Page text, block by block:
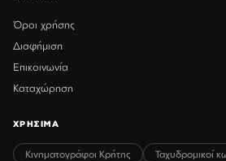
Όροι χρήσης
Διαφήμιση
Επικοινωνία
Καταχώρηση
ΧΡΗΣΙΜΑ
Κινηματογράφοι Κρήτης
Ταχυδρομικοί